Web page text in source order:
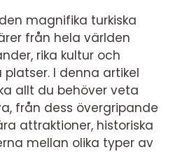
magnifika turkiska
från hela världen
rika kultur och
I denna artikel
allt du behöver veta
från dess övergripande
attraktioner, historiska
mellan olika typer av